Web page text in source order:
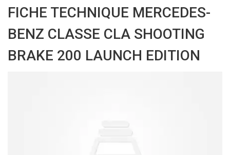
FICHE TECHNIQUE MERCEDES-
BENZ CLASSE CLA SHOOTING
BRAKE 200 LAUNCH EDITION